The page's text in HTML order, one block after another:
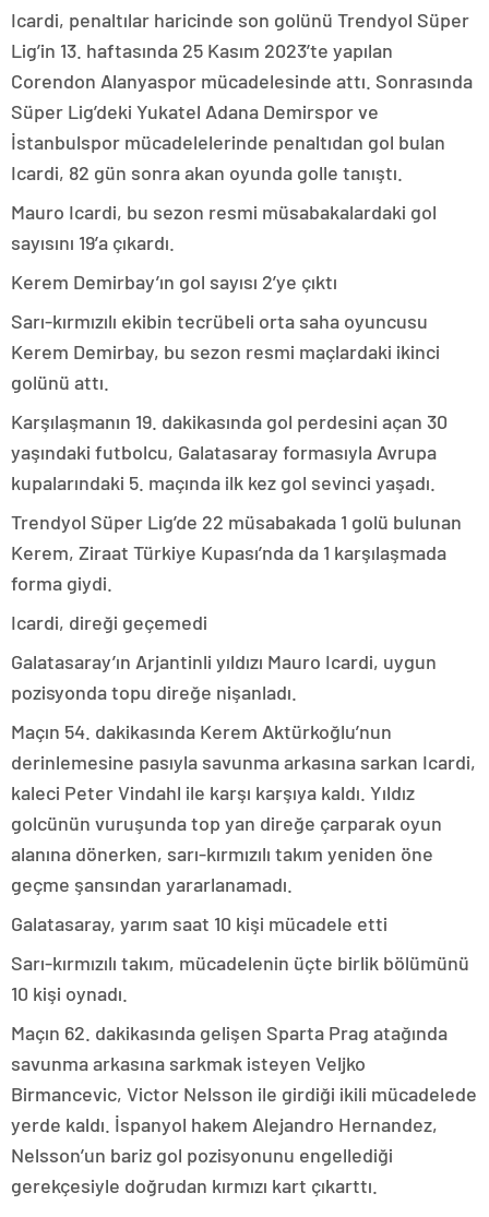
Icardi, penaltılar haricinde son golünü Trendyol Süper
Lig’in 13. haftasında 25 Kasım 2023’te yapılan
Corendon Alanyaspor mücadelesinde attı. Sonrasında
Süper Lig’deki Yukatel Adana Demirspor ve
İstanbulspor mücadelelerinde penaltıdan gol bulan
Icardi, 82 gün sonra akan oyunda golle tanıştı.
Mauro Icardi, bu sezon resmi müsabakalardaki gol
sayısını 19’a çıkardı.
Kerem Demirbay’ın gol sayısı 2’ye çıktı
Sarı-kırmızılı ekibin tecrübeli orta saha oyuncusu
Kerem Demirbay, bu sezon resmi maçlardaki ikinci
golünü attı.
Karşılaşmanın 19. dakikasında gol perdesini açan 30
yaşındaki futbolcu, Galatasaray formasıyla Avrupa
kupalarındaki 5. maçında ilk kez gol sevinci yaşadı.
Trendyol Süper Lig’de 22 müsabakada 1 golü bulunan
Kerem, Ziraat Türkiye Kupası’nda da 1 karşılaşmada
forma giydi.
Icardi, direği geçemedi
Galatasaray’ın Arjantinli yıldızı Mauro Icardi, uygun
pozisyonda topu direğe nişanladı.
Maçın 54. dakikasında Kerem Aktürkoğlu’nun
derinlemesine pasıyla savunma arkasına sarkan Icardi,
kaleci Peter Vindahl ile karşı karşıya kaldı. Yıldız
golcünün vuruşunda top yan direğe çarparak oyun
alanına dönerken, sarı-kırmızılı takım yeniden öne
geçme şansından yararlanamadı.
Galatasaray, yarım saat 10 kişi mücadele etti
Sarı-kırmızılı takım, mücadelenin üçte birlik bölümünü
10 kişi oynadı.
Maçın 62. dakikasında gelişen Sparta Prag atağında
savunma arkasına sarkmak isteyen Veljko
Birmancevic, Victor Nelsson ile girdiği ikili mücadelede
yerde kaldı. İspanyol hakem Alejandro Hernandez,
Nelsson’un bariz gol pozisyonunu engellediği
gerekçesiyle doğrudan kırmızı kart çıkarttı.